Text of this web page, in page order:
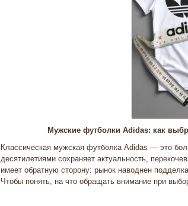
Мужские футболки Adidas: как
Классическая мужская футболка Adidas — это
десятилетиями сохраняет актуальность,
имеет обратную сторону: рынок наводнен
Чтобы понять, на что обращать внимание при